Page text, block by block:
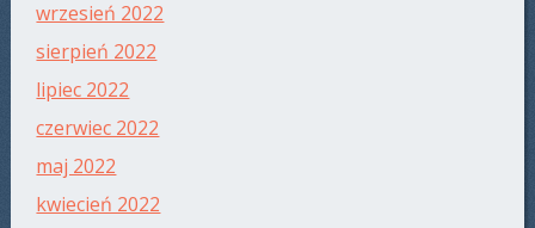
wrzesień 2022
sierpień 2022
lipiec 2022
czerwiec 2022
maj 2022
kwiecień 2022